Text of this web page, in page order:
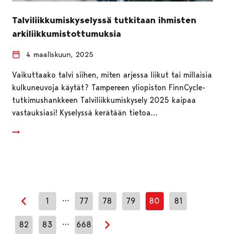
Talviliikkumiskyselyssä tutkitaan ihmisten
arkiliikkumistottumuksia
4 maaliskuun, 2025
Vaikuttaako talvi siihen, miten arjessa liikut tai millaisia
kulkuneuvoja käytät? Tampereen yliopiston FinnCycle-
tutkimushankkeen Talviliikkumiskysely 2025 kaipaa
vastauksiasi! Kyselyssä kerätään tietoa…
Edellinen sivu
1 … 77 78 79 80 81
82 83 … 668
Seuraava sivu